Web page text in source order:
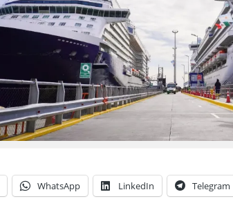
WhatsApp LinkedIn Telegram